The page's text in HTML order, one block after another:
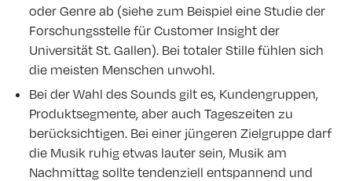
oder Genre ab (siehe zum Beispiel eine Studie der
Forschungsstelle für Customer Insight der
Universität St. Gallen). Bei totaler Stille fühlen sich
die meisten Menschen unwohl.
Bei der Wahl des Sounds gilt es, Kundengruppen,
Produktsegmente, aber auch Tageszeiten zu
berücksichtigen. Bei einer jüngeren Zielgruppe darf
die Musik ruhig etwas lauter sein, Musik am
Nachmittag sollte tendenziell entspannend und